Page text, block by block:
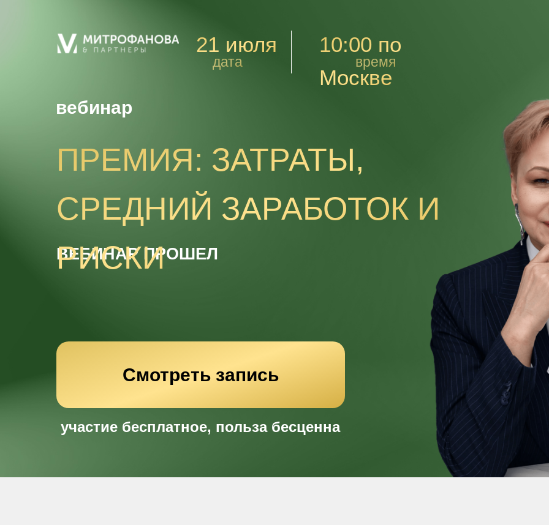
вебинар
ВЕБИНАР ПРОШЕЛ
Смотреть запись
участие бесплатное, польза бесценна
21 июля
10:00 по
Москве
дата время
ПРЕМИЯ: ЗАТРАТЫ,
СРЕДНИЙ ЗАРАБОТОК И
РИСКИ